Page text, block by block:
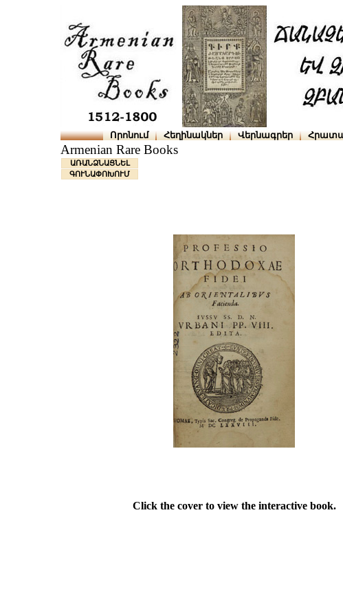
Որոնում Հեղինակներ Վերնագրեր
Armenian Rare Books
ԱՌԱՆՁՆԱՑՆԵԼ
ԳՈՒՆԱՓՈԽՈՒՄ
Click the cover to view the interactive book.